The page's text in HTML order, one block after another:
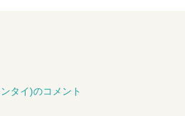
タイ)のコメント